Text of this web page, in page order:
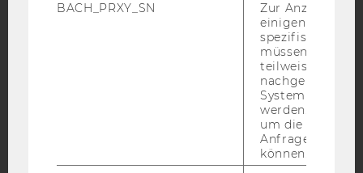
Blog
Bluesky
BACH_PRXY_SN
Zur Anzeige von
einigen WU-
spezifischen
müssen
teilweise von
nachgelagerten
System
werden.
um die Antwort
Anfrage
können.